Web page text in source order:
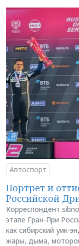
Автоспорт
Портрет и
Российской
Корреспондент
этапе Гран-При
как сибирский уик-
жары, дыма,